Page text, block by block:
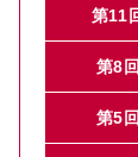
第11
第8回
第5回